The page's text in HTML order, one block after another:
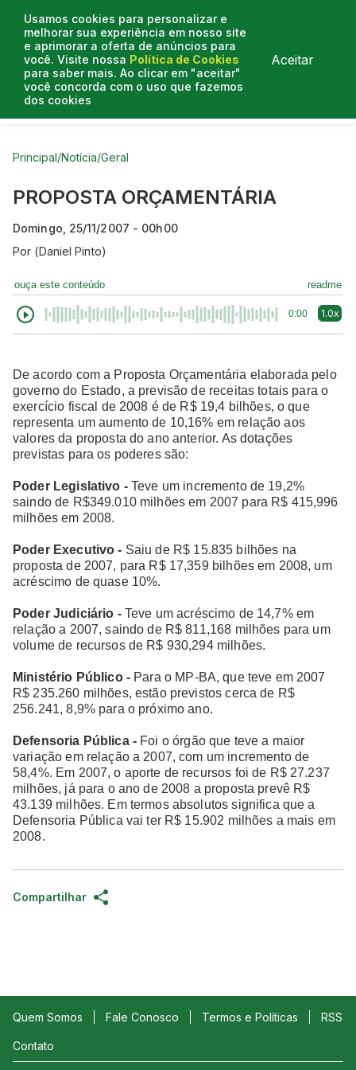
Usamos cookies para personalizar e
melhorar sua experiência em nosso site
e aprimorar a oferta de anúncios para
você. Visite nossa Política de Cookies
para saber mais. Ao clicar em "aceitar"
você concorda com o uso que fazemos
dos cookies
Aceitar
Curtas do Poder
Principal/Notícia/Geral
PROPOSTA ORÇAMENTÁRIA
Domingo, 25/11/2007 - 00h00
Por (Daniel Pinto)
ouça este conteúdo readme
0:00 1.0x
De acordo com a Proposta Orçamentária elaborada pelo
governo do Estado, a previsão de receitas totais para o
exercício fiscal de 2008 é de R$ 19,4 bilhões, o que
representa um aumento de 10,16% em relação aos
valores da proposta do ano anterior. As dotações
previstas para os poderes são:
Poder Legislativo -Teve um incremento de 19,2%
saindo de R$349.010 milhões em 2007 para R$ 415,996
milhões em 2008.
Poder Executivo - Saiu de R$ 15.835 bilhões na
proposta de 2007, para R$ 17,359 bilhões em 2008, um
acréscimo de quase 10%.
Poder Judiciário -Teve um acréscimo de 14,7% em
relação a 2007, saindo de R$ 811,168 milhões para um
volume de recursos de R$ 930,294 milhões.
Ministério Público - Para o MP-BA, que teve em 2007
R$ 235.260 milhões, estão previstos cerca de R$
256.241, 8,9% para o próximo ano.
Defensoria Pública - Foi o órgão que teve a maior
variação em relação a 2007, com um incremento de
58,4%. Em 2007, o aporte de recursos foi de R$ 27.237
milhões, já para o ano de 2008 a proposta prevê R$
43.139 milhões. Em termos absolutos significa que a
Defensoria Pública vai ter R$ 15.902 milhões a mais em
2008.
Compartilhar
Quem Somos Fale Conosco Termos e Políticas RSS
Contato